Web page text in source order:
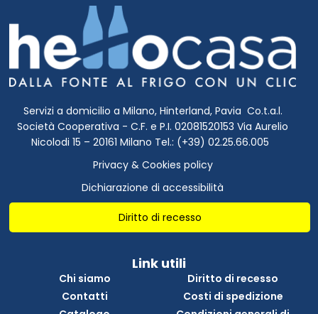
Servizi a domicilio a Milano, Hinterland, Pavia Co.t.a.l.
Società Cooperativa - C.F. e P.I. 02081520153 Via Aurelio
Nicolodi 15 – 20161 Milano Tel.: (+39) 02.25.66.005
Privacy & Cookies policy
Dichiarazione di accessibilità
Diritto di recesso
Link utili
Chi siamo
Contatti
Diritto di recesso
Costi di spedizione